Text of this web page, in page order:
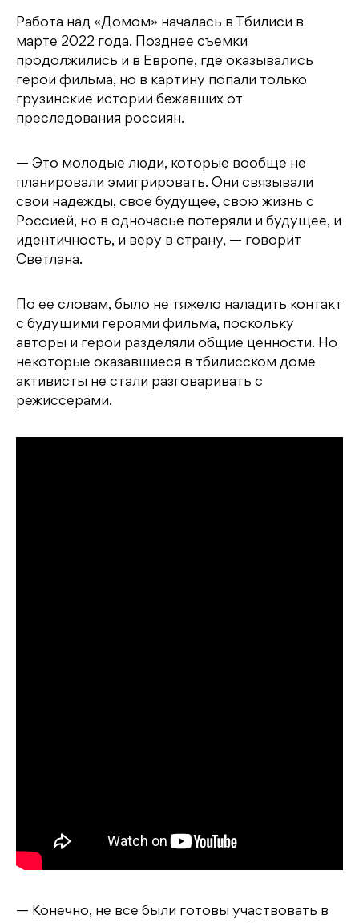
Работа над «Домом» началась в Тбилиси в
марте 2022 года. Позднее съемки
продолжились и в Европе, где оказывались
герои фильма, но в картину попали только
грузинские истории бежавших от
преследования россиян.
— Это молодые люди, которые вообще не
планировали эмигрировать. Они связывали
свои надежды, свое будущее, свою жизнь с
Россией, но в одночасье потеряли и будущее, и
идентичность, и веру в страну, — говорит
Светлана.
По ее словам, было не тяжело наладить контакт
с будущими героями фильма, поскольку
авторы и герои разделяли общие ценности. Но
некоторые оказавшиеся в тбилисском доме
активисты не стали разговаривать с
режиссерами.
— Конечно, не все были готовы участвовать в